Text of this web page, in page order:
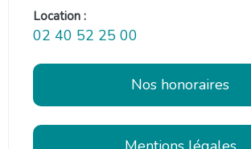
Location :
02 40 52 25 00
Nos honoraires